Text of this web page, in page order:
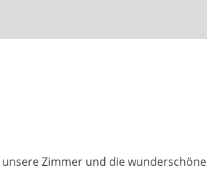
Zimmer und die wunderschöne